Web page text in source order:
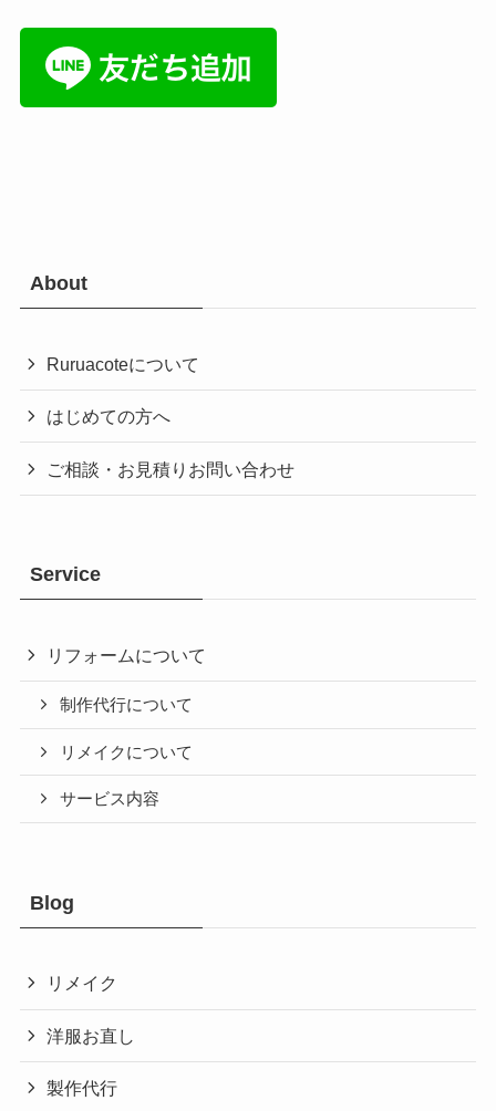
About
Ruruacoteについて
はじめての方へ
ご相談・お見積りお問い合わせ
Service
リフォームについて
制作代行について
リメイクについて
サービス内容
Blog
リメイク
洋服お直し
製作代行